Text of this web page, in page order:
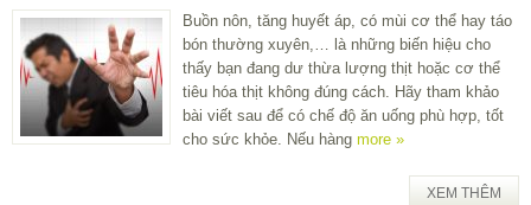
Buồn nôn, tăng huyết áp, có mùi cơ thể hay táo
bón thường xuyên,… là những biến hiệu cho
thấy bạn đang dư thừa lượng thịt hoặc cơ thể
tiêu hóa thịt không đúng cách. Hãy tham khảo
bài viết sau để có chế độ ăn uống phù hợp, tốt
cho sức khỏe. Nếu hàng more »
XEM THÊM